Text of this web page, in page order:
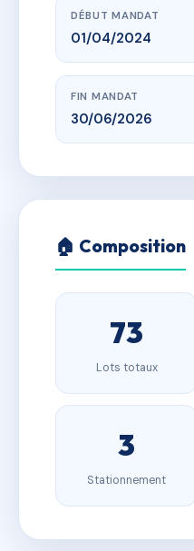
DÉBUT MANDAT
01/04/2024
FIN MANDAT
30/06/2026
🏠 Composition
73
Lots totaux
3
Stationnement